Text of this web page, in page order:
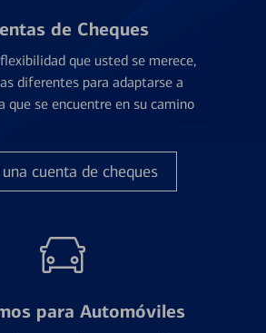
de Cheques
que usted se merece,
diferentes para adaptarse a
que se encuentre en su camino
cuenta de cheques
para Automóviles